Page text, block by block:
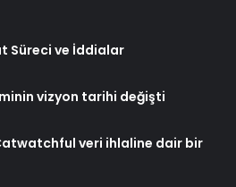
Süreci ve İddialar
vizyon tarihi değişti
veri ihlaline dair bir